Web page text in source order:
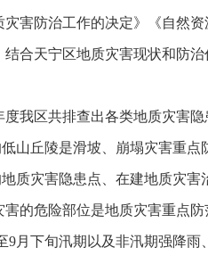
害防治工作的决定》《自然
合天宁区地质灾害现状和防
度我区共排查出各类地质灾害
山丘陵是滑坡、崩塌灾害重
质灾害隐患点、在建地质灾
的危险部位是地质灾害重点防
9月下旬汛期以及非汛期强降